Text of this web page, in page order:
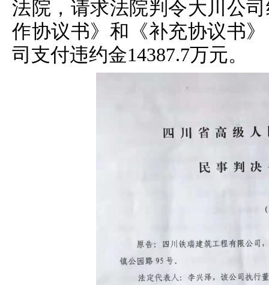
法院，请求法院判令大川公
作协议书》和《补充协议书
司支付违约金14387.7万元。